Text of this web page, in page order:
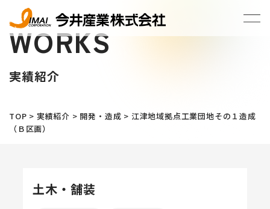
WORKS
実績紹介
TOP > 実績紹介 > 開発・造成 > 江津地域拠点工業団地その１造成
（Ｂ区画）
土木・舗装